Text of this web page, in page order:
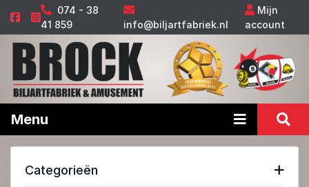
074 - 38
41 859
info@biljartfabriek.nl
Mijn
account
Menu
Categorieën